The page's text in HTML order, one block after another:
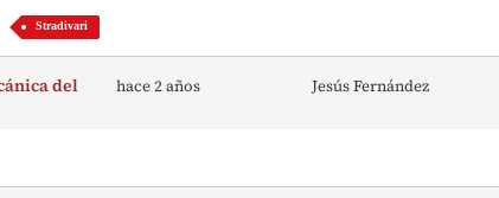
Stradivari
del
hace 2 años Jesús Fernández